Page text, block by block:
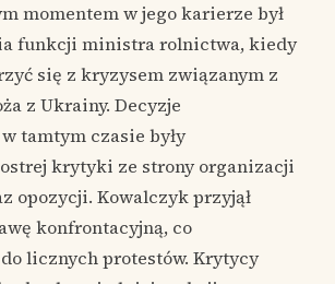
momentem w jego karierze był
funkcji ministra rolnictwa, kiedy
się z kryzysem związanym z
z Ukrainy. Decyzje
tamtym czasie były
krytyki ze strony organizacji
opozycji. Kowalczyk przyjął
konfrontacyjną, co
licznych protestów. Krytycy